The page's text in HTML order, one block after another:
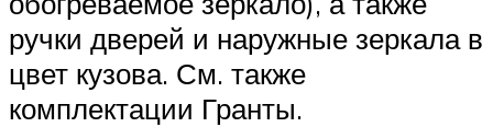
ручки дверей и наружные зеркала в
цвет кузова. См. также
комплектации Гранты.